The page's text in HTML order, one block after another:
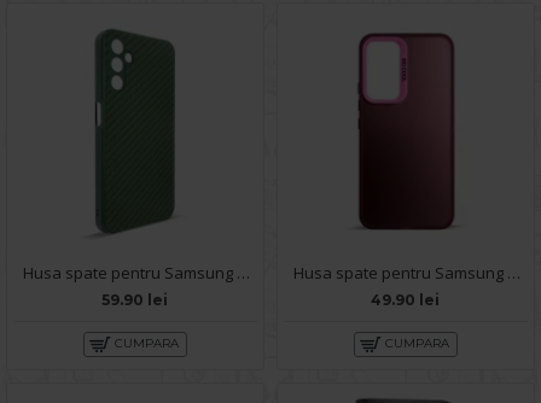
Husa spate pentru Samsung Galaxy A14- Lys case Verde
59.90 lei
CUMPARA
Husa spate pentru Samsung Galaxy A14- Glace case Roz
49.90 lei
CUMPARA